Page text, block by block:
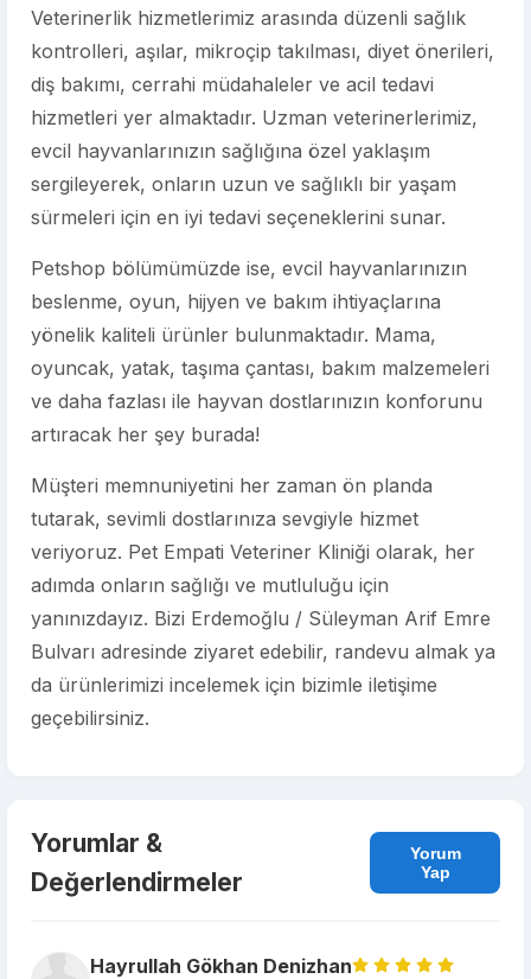
Veterinerlik hizmetlerimiz arasında düzenli sağlık
kontrolleri, aşılar, mikroçip takılması, diyet önerileri,
diş bakımı, cerrahi müdahaleler ve acil tedavi
hizmetleri yer almaktadır. Uzman veterinerlerimiz,
evcil hayvanlarınızın sağlığına özel yaklaşım
sergileyerek, onların uzun ve sağlıklı bir yaşam
sürmeleri için en iyi tedavi seçeneklerini sunar.
Petshop bölümümüzde ise, evcil hayvanlarınızın
beslenme, oyun, hijyen ve bakım ihtiyaçlarına
yönelik kaliteli ürünler bulunmaktadır. Mama,
oyuncak, yatak, taşıma çantası, bakım malzemeleri
ve daha fazlası ile hayvan dostlarınızın konforunu
artıracak her şey burada!
Müşteri memnuniyetini her zaman ön planda
tutarak, sevimli dostlarınıza sevgiyle hizmet
veriyoruz. Pet Empati Veteriner Kliniği olarak, her
adımda onların sağlığı ve mutluluğu için
yanınızdayız. Bizi Erdemoğlu / Süleyman Arif Emre
Bulvarı adresinde ziyaret edebilir, randevu almak ya
da ürünlerimizi incelemek için bizimle iletişime
geçebilirsiniz.
Yorumlar &
Değerlendirmeler
Yorum
Yap
Hayrullah Gökhan Denizhan